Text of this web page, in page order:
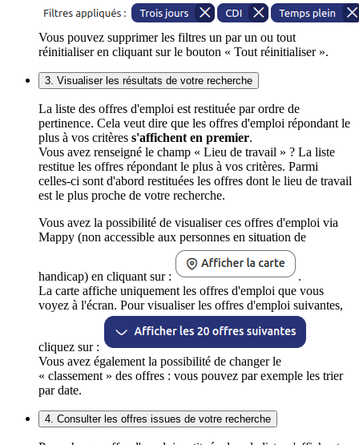
Vous pouvez supprimer les filtres un par un ou tout
réinitialiser en cliquant sur le bouton « Tout réinitialiser ».
3. Visualiser les résultats de votre recherche
La liste des offres d'emploi est restituée par ordre de
pertinence. Cela veut dire que les offres d'emploi répondant le
plus à vos critères s'affichent en premier.
Vous avez renseigné le champ « Lieu de travail » ? La liste
restitue les offres répondant le plus à vos critères. Parmi
celles-ci sont d'abord restituées les offres dont le lieu de travail
est le plus proche de votre recherche.
Vous avez la possibilité de visualiser ces offres d'emploi via
Mappy (non accessible aux personnes en situation de
handicap) en cliquant sur :
.
La carte affiche uniquement les offres d'emploi que vous
voyez à l'écran. Pour visualiser les offres d'emploi suivantes,
cliquez sur :
Vous avez également la possibilité de changer le
« classement » des offres : vous pouvez par exemple les trier
par date.
4. Consulter les offres issues de votre recherche